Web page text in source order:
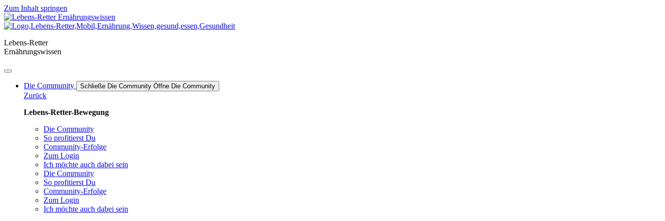
Zum Inhalt springen
Lebens-Retter
Ernährungswissen
Die Community Schließe Die Community Öffne Die Community
Zurück
Lebens-Retter-Bewegung
Die Community
So profitierst Du
Community-Erfolge
Zum Login
Ich möchte auch dabei sein
Die Community
So profitierst Du
Community-Erfolge
Zum Login
Ich möchte auch dabei sein